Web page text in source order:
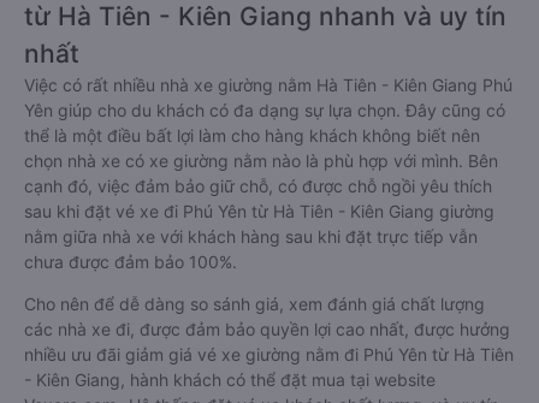
từ Hà Tiên - Kiên Giang nhanh và uy tín
nhất
Việc có rất nhiều nhà xe giường nằm Hà Tiên - Kiên Giang Phú
Yên giúp cho du khách có đa dạng sự lựa chọn. Đây cũng có
thể là một điều bất lợi làm cho hàng khách không biết nên
chọn nhà xe có xe giường nằm nào là phù hợp với mình. Bên
cạnh đó, việc đảm bảo giữ chỗ, có được chỗ ngồi yêu thích
sau khi đặt vé xe đi Phú Yên từ Hà Tiên - Kiên Giang giường
nằm giữa nhà xe với khách hàng sau khi đặt trực tiếp vẫn
chưa được đảm bảo 100%.
Cho nên để dễ dàng so sánh giá, xem đánh giá chất lượng
các nhà xe đi, được đảm bảo quyền lợi cao nhất, được hưởng
nhiều ưu đãi giảm giá vé xe giường nằm đi Phú Yên từ Hà Tiên
- Kiên Giang, hành khách có thể đặt mua tại website